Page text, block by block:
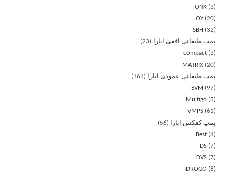
ONK 3
OY 20
SBH
32
پمپ طبقاتی افقی ابارا
23
compact 3
MATRIX 20
پمپ طبقاتی عمودی ابارا
161
EVM
97
Multigo 3
VMPS 61
پمپ کفکش ابارا
56
Best 8
DS 7
DVS 7
IDROGO
8